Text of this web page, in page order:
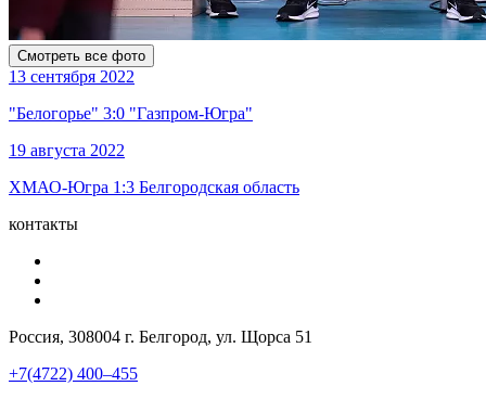
Смотреть все фото
13 сентября 2022
"Белогорье" 3:0 "Газпром-Югра"
19 августа 2022
ХМАО-Югра 1:3 Белгородская область
контакты
Россия, 308004 г. Белгород, ул. Щорса 51
+7(4722) 400–455